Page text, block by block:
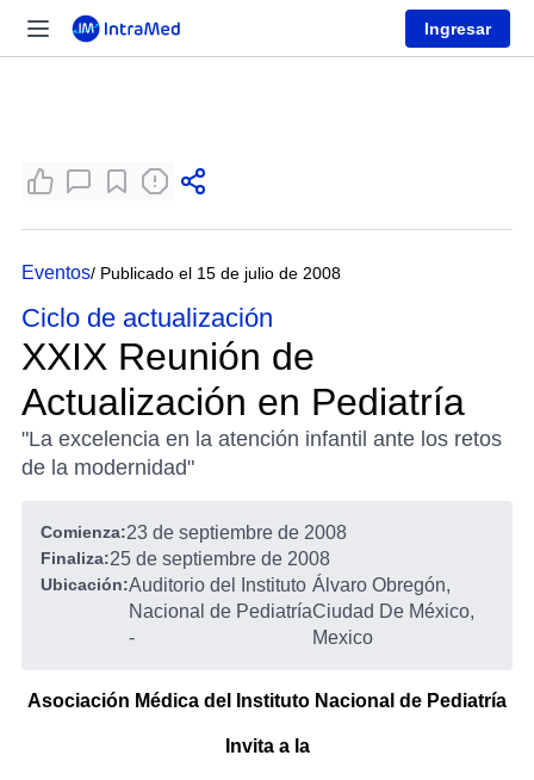
Ingresar
Eventos/ Publicado el 15 de julio de 2008
Ciclo de actualización
XXIX Reunión de
Actualización en Pediatría
"La excelencia en la atención infantil ante los retos
de la modernidad"
Comienza:23 de septiembre de 2008
Finaliza:25 de septiembre de 2008
Ubicación:Auditorio del Instituto
Nacional de Pediatría
-
Álvaro Obregón,
Ciudad De México,
Mexico
Asociación Médica del Instituto Nacional de Pediatría
Invita a la